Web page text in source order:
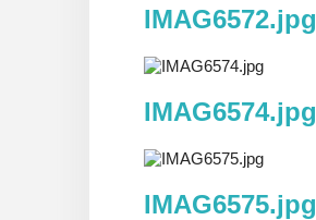
IMAG6572.jpg
IMAG6574.jpg
IMAG6575.jpg